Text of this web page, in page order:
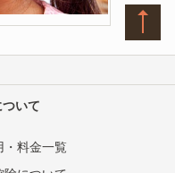
いて
・料金一覧